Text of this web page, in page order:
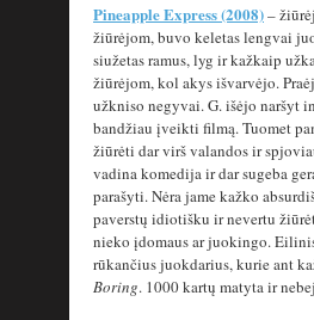
Pineapple Express (2008)–
žiūrėjom, buvo keletas lengvai
siužetas ramus, lyg ir kažkaip
žiūrėjom, kol akys išvarvėjo.
užkniso negyvai. G. išėjo naršyt
bandžiau įveikti filmą. Tuomet
žiūrėti dar virš valandos ir
vadina komedija ir dar sugeba
parašyti. Nėra jame kažko
paverstų idiotišku ir nevertu
nieko įdomaus ar juokingo.
rūkančius juokdarius, kurie ant
Boring. 1000 kartų matyta ir